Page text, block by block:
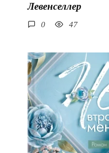
Левенселлер
0 47